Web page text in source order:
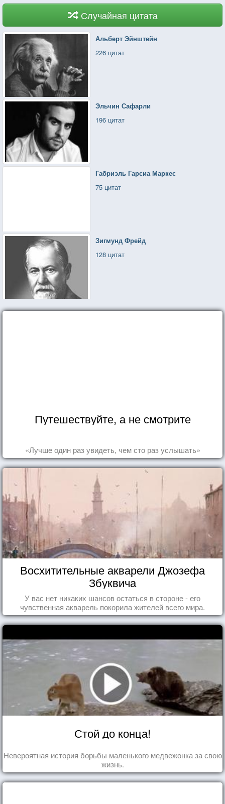
Случайная цитата
Альберт Эйнштейн
226 цитат
Эльчин Сафарли
196 цитат
Габриэль Гарсиа Маркес
75 цитат
Зигмунд Фрейд
128 цитат
Путешествуйте, а не смотрите
«Лучше один раз увидеть, чем сто раз услышать»
Восхитительные акварели Джозефа
Збуквича
У вас нет никаких шансов остаться в стороне - его
чувственная акварель покорила жителей всего мира.
Стой до конца!
Невероятная история борьбы маленького медвежонка за свою
жизнь.